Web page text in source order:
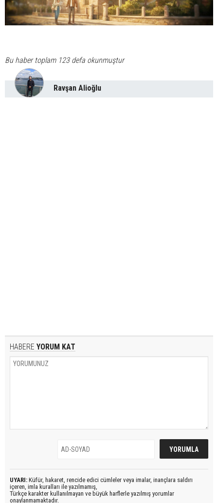
Bu haber toplam 123 defa okunmuştur
Ravşan Alioğlu
HABERE YORUM KAT
UYARI: Küfür, hakaret, rencide edici cümleler veya imalar, inançlara saldırı
içeren, imla kuralları ile yazılmamış,
Türkçe karakter kullanılmayan ve büyük harflerle yazılmış yorumlar
onaylanmamaktadır.